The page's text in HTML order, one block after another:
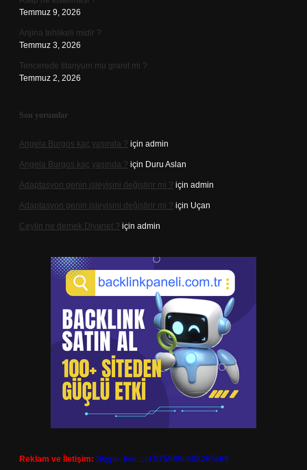
Temmuz 9, 2026
Anjina tehlikeli midir ?
Temmuz 3, 2026
Tencerede titanyum mu granit mi ?
Temmuz 2, 2026
Son yorumlar
Angela Burgos kaç yaşında ? için admin
Angela Burgos kaç yaşında ? için Duru Aslan
Adaptasyon genin işleyişini değiştirir mi ? için admin
Adaptasyon genin işleyişini değiştirir mi ? için Uçan
Ceylin ne demek Diyanet ? için admin
Reklam ve İletişim: Skype: live:.cid.575569c608265c69